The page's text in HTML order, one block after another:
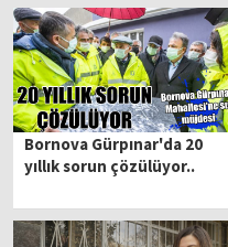
Bornova Gürpınar'da 20
yıllık sorun çözülüyor..